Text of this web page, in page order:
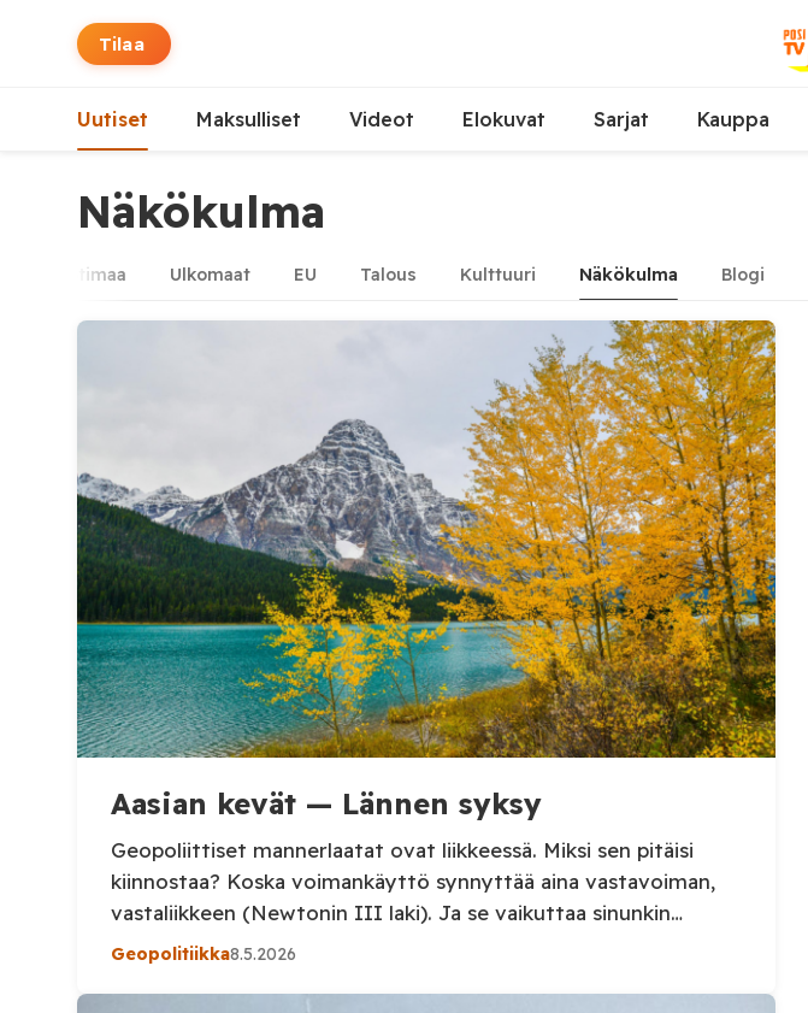
Tilaa
Uutiset Maksulliset Videot Elokuvat Sarjat Kauppa
Näkökulma
Kotimaa Ulkomaat EU Talous Kulttuuri Näkökulma Blogi
Aasian kevät — Lännen syksy
Geopoliittiset mannerlaatat ovat liikkeessä. Miksi sen pitäisi
kiinnostaa? Koska voimankäyttö synnyttää aina vastavoiman,
vastaliikkeen (Newtonin III laki). Ja se vaikuttaa sinunkin
elämässäsi.
Geopolitiikka8.5.2026